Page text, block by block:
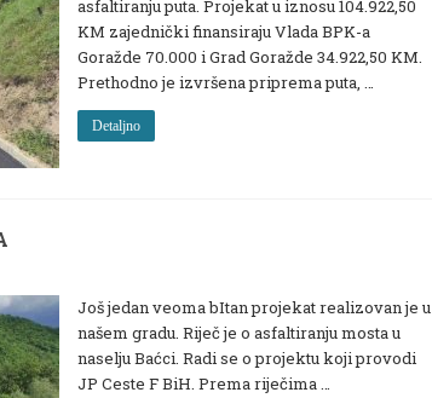
asfaltiranju puta. Projekat u iznosu 104.922,50
KM zajednički finansiraju Vlada BPK-a
Goražde 70.000 i Grad Goražde 34.922,50 KM.
Prethodno je izvršena priprema puta, …
Detaljno
Još jedan veoma bItan projekat realizovan je u
našem gradu. Riječ je o asfaltiranju mosta u
naselju Baćci. Radi se o projektu koji provodi
JP Ceste F BiH. Prema riječima …